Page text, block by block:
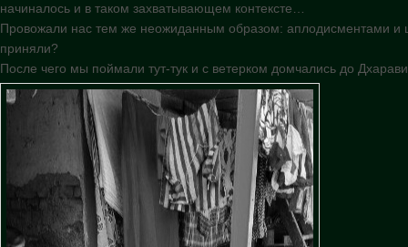
начиналось и в таком захватывающем контексте…
Провожали нас тем же неожиданным образом: аплодисментами и
приняли?
После чего мы поймали тут-тук и с ветерком домчались до